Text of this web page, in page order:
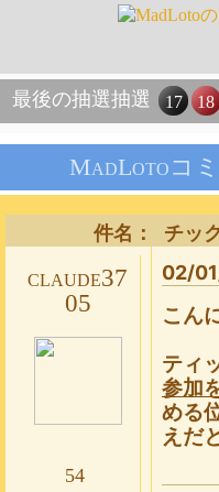
最後の抽選抽選 17 18
MadLotoコ
件名： チッ
claude37
05
54
02/
こん
ティ
参加
める
えだ